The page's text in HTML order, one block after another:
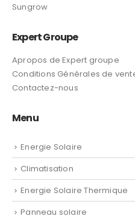
Sungrow
Expert Groupe
Apropos de Expert groupe
Conditions Générales de
Contactez-nous
Menu
Energie Solaire
Climatisation
Energie Solaire Thermique
Panneau solaire